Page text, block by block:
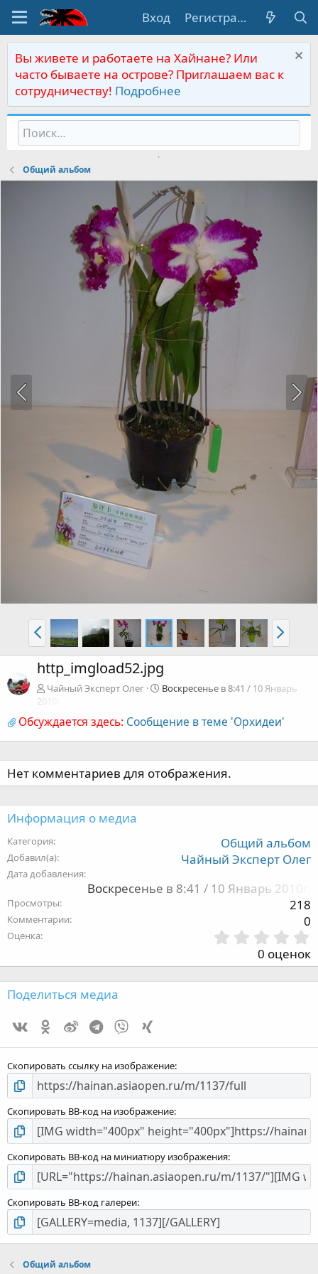
Вход Регистрация
Вы живете и работаете на Хайнане? Или
часто бываете на острове? Приглашаем вас к
сотрудничеству! Подробнее
Общий альбом
http_imgload52.jpg
Чайный Эксперт Олег
Воскресенье в 8:41 / 10 Январь
2010г.
Обсуждается здесь: Сообщение в теме 'Орхидеи'
Нет комментариев для отображения.
Информация о медиа
Категория Общий альбом
Добавил(а) Чайный Эксперт Олег
Дата добавления
Воскресенье в 8:41 / 10 Январь 2010г.
Просмотры 218
Комментарии 0
Оценка
,
0
0
д
0 оценок
Поделиться медиа
Vk
Ok WeiboTelegram
Viber
Скопировать ссылку на изображение
Скопировать BB-код на изображение
Скопировать BB-код на миниатюру изображения
Скопировать BB-код галереи
Общий альбом